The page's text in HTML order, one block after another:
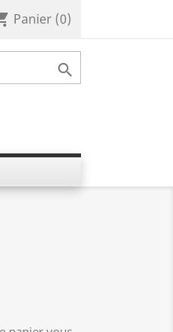
Panier (0)
